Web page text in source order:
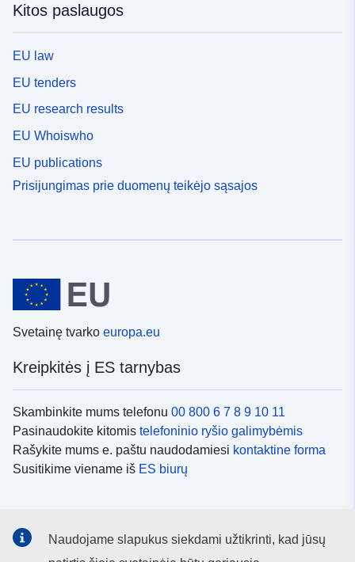
Kitos paslaugos
EU law
EU tenders
EU research results
EU Whoiswho
EU publications
Prisijungimas prie duomenų teikėjo sąsajos
Svetainę tvarko europa.eu
Kreipkitės į ES tarnybas
Skambinkite mums telefonu 00 800 6 7 8 9 10 11
Pasinaudokite kitomis telefoninio ryšio galimybėmis
Rašykite mums e. paštu naudodamiesi kontaktine forma
Susitikime viename iš ES biurų
Naudojame slapukus siekdami užtikrinti, kad jūsų